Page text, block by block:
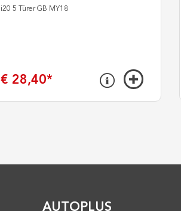
i20 5 Türer GB MY18
€ 28,40*
AUTOPLUS